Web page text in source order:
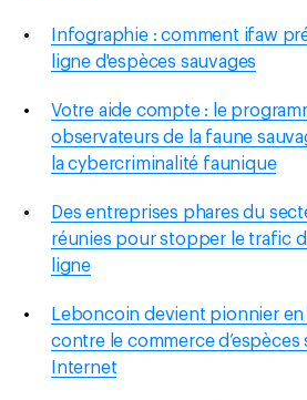
Infographie : comment ifaw
ligne d'espèces sauvages
Votre aide compte : le
observateurs de la faune
la cybercriminalité faunique
Des entreprises phares du
réunies pour stopper le trafic
ligne
Leboncoin devient pionnier
contre le commerce d’espèces
Internet